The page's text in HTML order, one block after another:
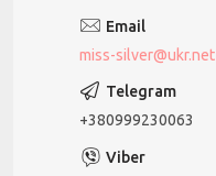
miss-silver@ukr.net
+380999230063